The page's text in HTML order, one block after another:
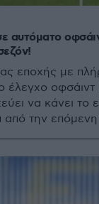
αυτόματο
εποχής με
έλεγχο οφσάιντ
να κάνει το
από την